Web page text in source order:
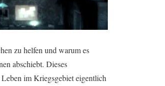
zu helfen und warum es
abschiebt. Dieses
im Kriegsgebiet eigentlich